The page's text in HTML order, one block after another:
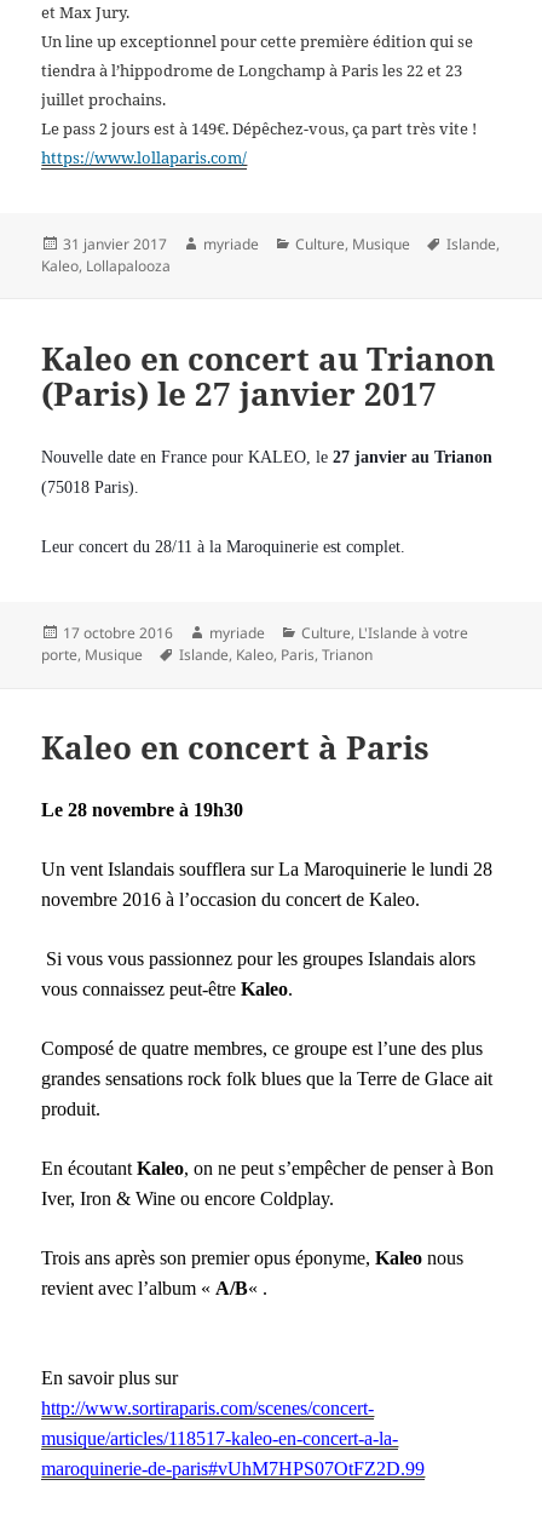
et Max Jury.
Un line up exceptionnel pour cette première édition qui se
tiendra à l’hippodrome de Longchamp à Paris les 22 et 23
juillet prochains.
Le pass 2 jours est à 149€. Dépêchez-vous, ça part très vite !
https://www.lollaparis.com/
Publié
le
31 janvier 2017 Auteur
myriade Catégories
Culture, Musique
Mots-
Islande,
Kaleo, Lollapalooza
Kaleo en concert au Trianon
(Paris) le 27 janvier 2017
Nouvelle date en France pour KALEO, le27 janvier au Trianon
(75018 Paris).
Leur concert du 28/11 à la Maroquinerie est complet.
Publié
le
17 octobre 2016 Auteur
myriade Catégories
Culture, L'Islande à votre
porte, Musique
Mots-
Islande, Kaleo, Paris,Trianon
Kaleo en concert à Paris
Le 28 novembre à 19h30
Un vent Islandais soufflera sur La Maroquinerie le lundi 28
novembre 2016 à l’occasion du concert de Kaleo.
Si vous vous passionnez pour les groupes Islandais alors
vous connaissez peut-êtreKaleo.
Composé de quatre membres, ce groupe est l’une des plus
grandes sensations rock folk blues que la Terre de Glace ait
produit.
En écoutantKaleo, on ne peut s’empêcher de penser à Bon
Iver, Iron & Wine ou encore Coldplay.
Trois ans après son premier opus éponyme,Kaleo nous
revient avec l’album « A/B« .
En savoir plus sur
http://www.sortiraparis.com/scenes/concert-
musique/articles/118517-kaleo-en-concert-a-la-
maroquinerie-de-paris#vUhM7HPS07OtFZ2D.99